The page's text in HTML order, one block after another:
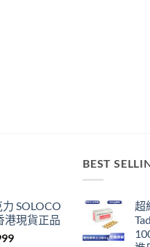
SOLOCO
港現貨正品
Price
BEST
超